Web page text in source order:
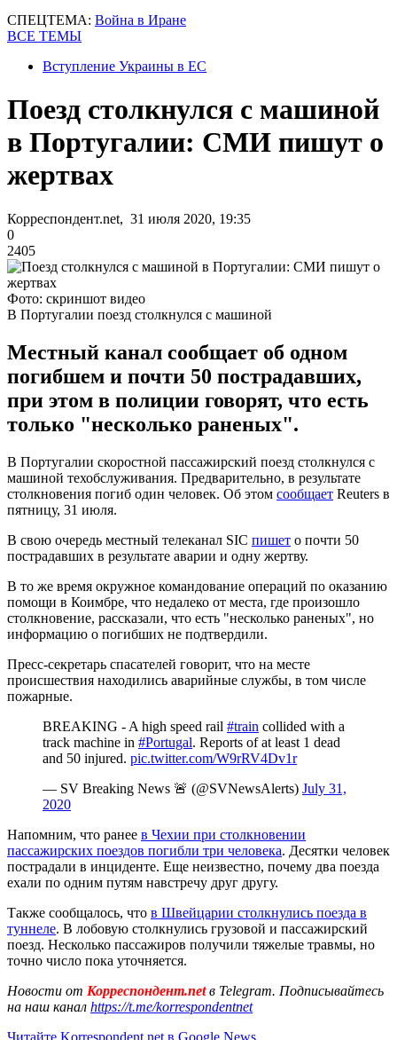
СПЕЦТЕМА: Война в Иране
ВСЕ ТЕМЫ
Вступление Украины в ЕС
Поезд столкнулся с машиной
в Португалии: СМИ пишут о
жертвах
Корреспондент.net, 31 июля 2020, 19:35
0
2405
Фото: скриншот видео
В Португалии поезд столкнулся с машиной
Местный канал сообщает об одном
погибшем и почти 50 пострадавших,
при этом в полиции говорят, что есть
только "несколько раненых".
В Португалии скоростной пассажирский поезд столкнулся с
машиной техобслуживания. Предварительно, в результате
столкновения погиб один человек. Об этом сообщает Reuters в
пятницу, 31 июля.
В свою очередь местный телеканал SIC пишет о почти 50
пострадавших в результате аварии и одну жертву.
В то же время окружное командование операций по оказанию
помощи в Коимбре, что недалеко от места, где произошло
столкновение, рассказали, что есть "несколько раненых", но
информацию о погибших не подтвердили.
Пресс-секретарь спасателей говорит, что на месте
происшествия находились аварийные службы, в том числе
пожарные.
BREAKING - A high speed rail #train collided with a
track machine in #Portugal. Reports of at least 1 dead
and 50 injured. pic.twitter.com/W9rRV4Dv1r
— SV Breaking News 🚨 (@SVNewsAlerts) July 31,
2020
Напомним, что ранее в Чехии при столкновении
пассажирских поездов погибли три человека. Десятки человек
пострадали в инциденте. Еще неизвестно, почему два поезда
ехали по одним путям навстречу друг другу.
Также сообщалось, что в Швейцарии столкнулись поезда в
туннеле. В лобовую столкнулись грузовой и пассажирский
поезд. Несколько пассажиров получили тяжелые травмы, но
точно число пока уточняется.
Новости от Корреспондент.netв Telegram. Подписывайтесь
на наш канал https://t.me/korrespondentnet
Читайте Korrespondent.net в Google News